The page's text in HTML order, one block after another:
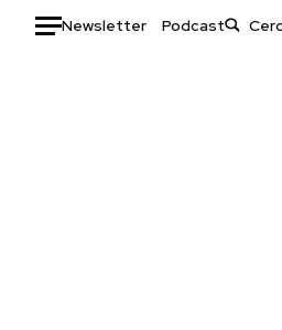
Newsletter Podcast